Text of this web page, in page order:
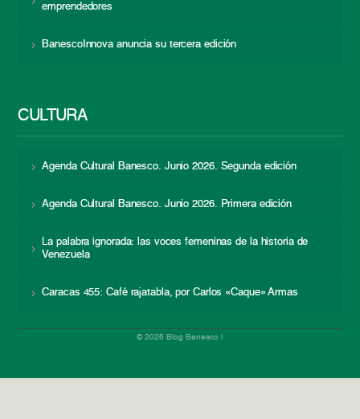
emprendedores
BanescoInnova anuncia su tercera edición
CULTURA
Agenda Cultural Banesco. Junio 2026. Segunda edición
Agenda Cultural Banesco. Junio 2026. Primera edición
La palabra ignorada: las voces femeninas de la historia de
Venezuela
Caracas 455: Café rajatabla, por Carlos «Caque» Armas
© 2026 Blog Banesco |